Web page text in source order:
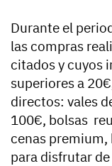
Durante el
las compras
citados y cuyos
superiores a
directos: vales
100€, bolsas
cenas
para disfrutar